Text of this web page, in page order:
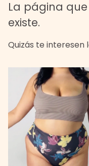
La página
existe.
Quizás te interesen